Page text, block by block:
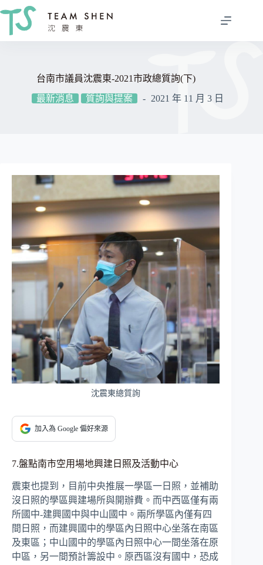
跳
台南市議員沈震東-2021市政總質詢(下)
最新消息
質詢與提案 2021 年 11 月 3 日
沈震東總質詢
加入為 Google 偏好來源
7.盤點南市空用場地興建日照及活動中心
震東也提到，目前中央推展一學區一日照，並補助
沒日照的學區興建場所與開辦費。而中西區僅有兩
所國中-建興國中與中山國中。兩所學區內僅有四
間日照，而建興國中的學區內日照中心坐落在南區
及東區；中山國中的學區內日照中心一間坐落在原
中區，另一間預計籌設中。原西區沒有國中，恐成